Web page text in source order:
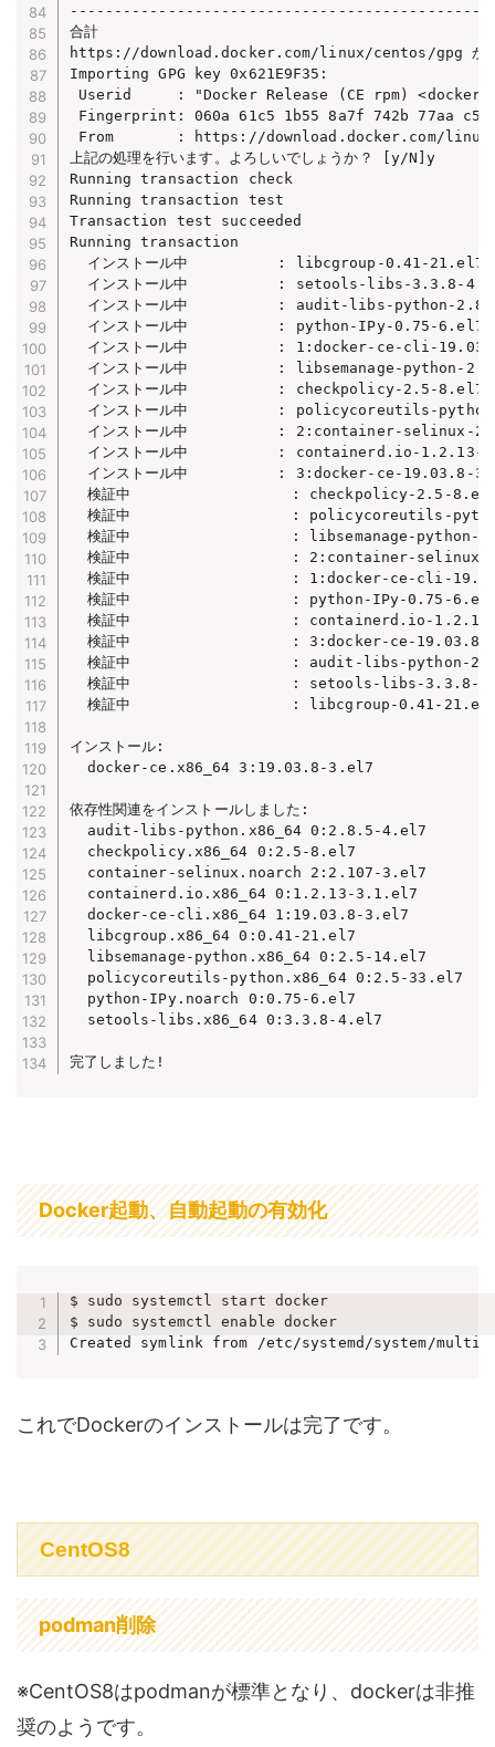
合計
https://download.docker.com/linux/centos/gpg から
Importing GPG key 0x621E9F35:
Userid     : "Docker Release (CE rpm)
Fingerprint: 060a 61c5 1b55 8a7f 742b 77aa
From       : https://download.docker.com/linux/
上記の処理を行います。よろしいでしょうか？ [y/N]y
Running transaction check
Running transaction test
Transaction test succeeded
Running transaction
インストール中          : libcgroup-0.41-
インストール中          : setools-libs-3.3.8-
インストール中          : audit-libs-python-
インストール中          : python-IPy-0.75-
インストール中          : 1:docker-ce-cli-
インストール中          : libsemanage-python-
インストール中          : checkpolicy-2.5-
インストール中          : policycoreutils-
インストール中          : 2:container-selinux-
インストール中          : containerd.io-
インストール中          : 3:docker-ce-19.03.8-
検証中                  : checkpolicy-2.5-
検証中                  : policycoreutils-
検証中                  : libsemanage-python-
検証中                  : 2:container-
検証中                  : 1:docker-ce-cli-
検証中                  : python-IPy-0.75-
検証中                  : containerd.io-
検証中                  : 3:docker-ce-
検証中                  : audit-libs-python-
検証中                  : setools-libs-3.3.8-
検証中                  : libcgroup-0.41-
インストール:
  docker-ce.x86_64 3:19.03.8-3.el7
依存性関連をインストールしました:
  audit-libs-python.x86_64 0:2.8.5-4.el7
  checkpolicy.x86_64 0:2.5-8.el7
  container-selinux.noarch 2:2.107-3.el7
  containerd.io.x86_64 0:1.2.13-3.1.el7
  docker-ce-cli.x86_64 1:19.03.8-3.el7
  libcgroup.x86_64 0:0.41-21.el7
  libsemanage-python.x86_64 0:2.5-14.el7
  policycoreutils-python.x86_64 0:2.5-33.el7
  python-IPy.noarch 0:0.75-6.el7
  setools-libs.x86_64 0:3.3.8-4.el7
完了しました!
Docker起動、自動起動の有効化
$ sudo systemctl start docker
$ sudo systemctl enable docker
Created symlink from /etc/systemd/system/
これでDockerのインストールは完了です。
CentOS8
podman削除
※CentOS8はpodmanが標準となり、dockerは非推
奨のようです。